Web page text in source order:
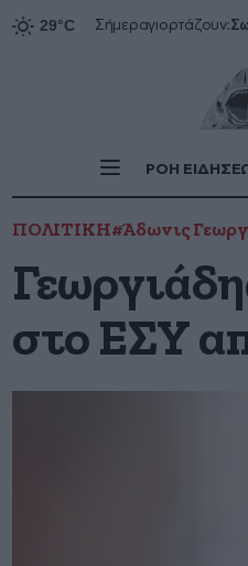
Σήμεραγιορτάζουν:
ΡΟΗ
ΠΟΛΙΤΙΚΗ#Άδωνις
στο ΕΣΥ